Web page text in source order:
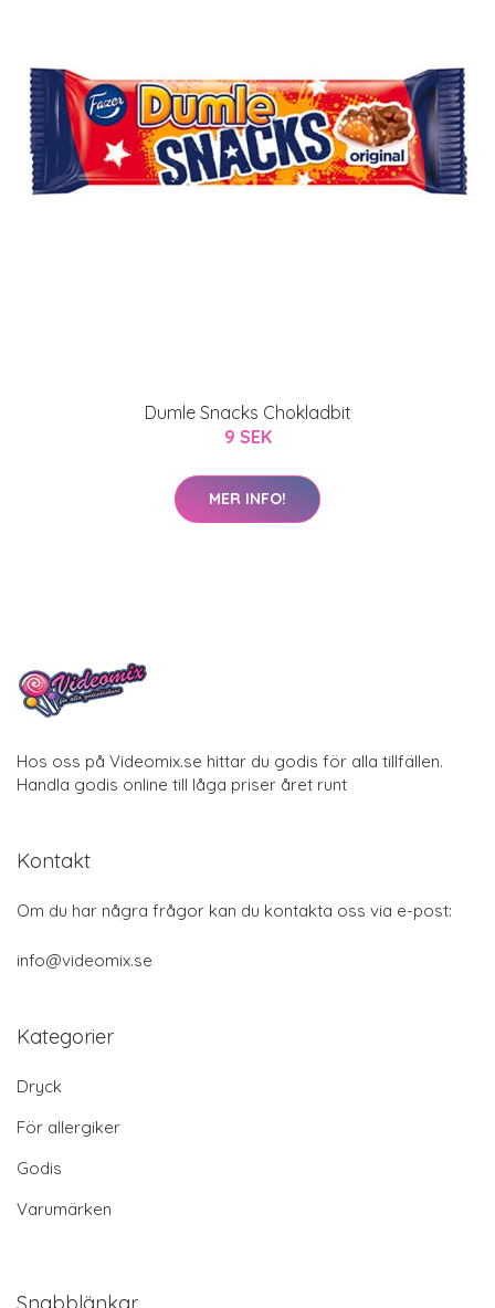
Dumle Snacks Chokladbit
9 SEK
MER INFO!
Hos oss på Videomix.se hittar du godis för alla tillfällen.
Handla godis online till låga priser året runt
Kontakt
Om du har några frågor kan du kontakta oss via e-post:
info@videomix.se
Kategorier
Dryck
För allergiker
Godis
Varumärken